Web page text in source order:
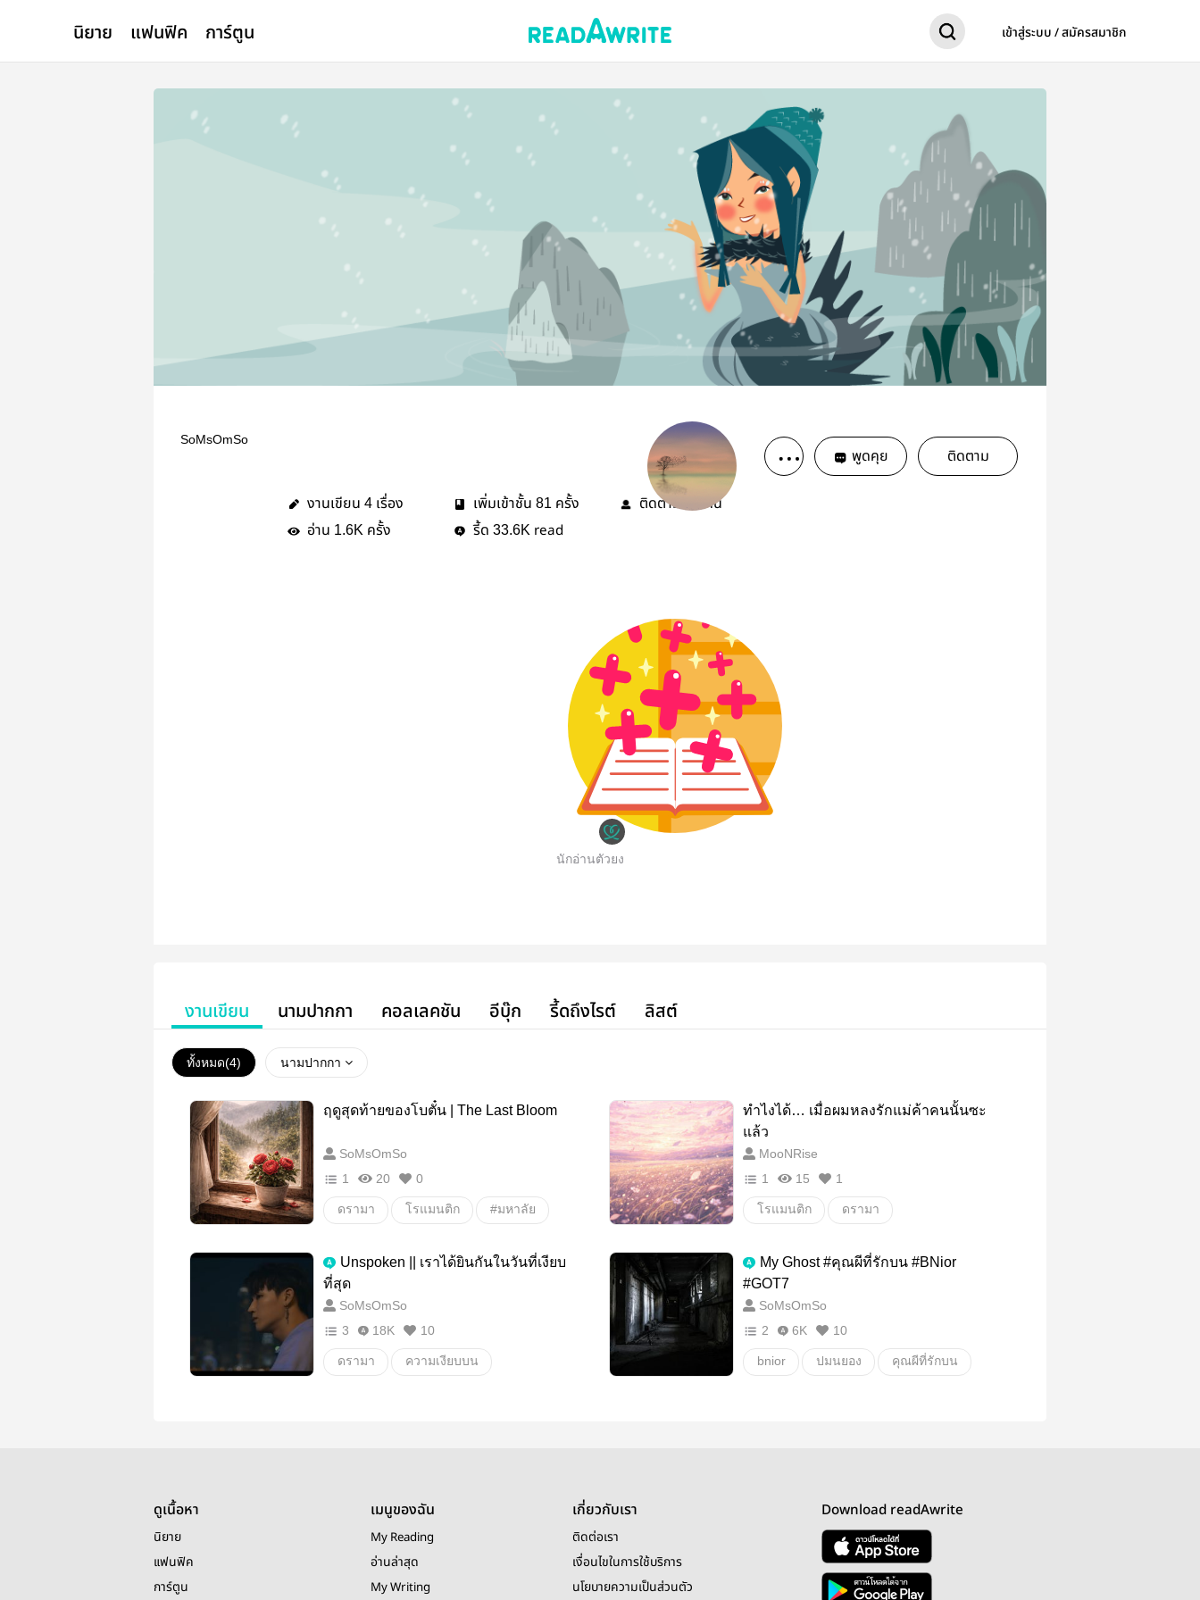
นิยาย แฟนฟิค การ์ตูน เข้าสู่ระบบ / สมัครสมาชิก
SoMsOmSo
พูดคุย ติดตาม
งานเขียน 4 เรื่อง เพิ่มเข้าชั้น 81 ครั้ง ติดตาม
คน
อ่าน 1.6K ครั้ง รี้ด 33.6K read
นักอ่านตัวยง
งานเขียน นามปากกา คอลเลคชัน อีบุ๊ก รี้ดถึงไรต์ ลิสต์
ทั้งหมด(4) นามปากกา
ฤดูสุดท้ายของโบตั๋น | The Last Bloom
SoMsOmSo
1
20 0
ดรามา โรแมนติก #มหาลัย
ทำไงได้… เมื่อผมหลงรักแม่ค้าคนนั้นซะ
แล้ว
MooNRise
1
15 1
โรแมนติก ดรามา
พระเอกคลั่งรักมาก
Unspoken || เราได้ยินกันในวันที่เงียบ
ที่สุด
SoMsOmSo
3
18K 10
ดรามา ความเงียบบน
My Ghost #คุณผีที่รักบน #BNior
#GOT7
SoMsOmSo
2
6K 10
bnior ปมนยอง คุณผีที่รักบน
ดูเนื้อหา
นิยาย
แฟนฟิค
การ์ตูน
เมนูของฉัน
My Reading
อ่านล่าสุด
My Writing
เกี่ยวกับเรา
ติดต่อเรา
เงื่อนไขในการใช้บริการ
นโยบายความเป็นส่วนตัว
Download readAwrite